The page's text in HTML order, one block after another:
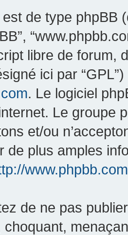
de type phpBB
libre de forum,
ici par
. Le logiciel
Le groupe
et/ou
de plus amples
de ne pas
choquant,